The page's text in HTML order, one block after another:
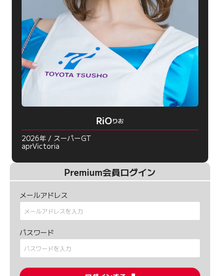
RiOりお
2026年 / スーパーGT
aprVictoria
Premium会員ログイン
メールアドレス
パスワード